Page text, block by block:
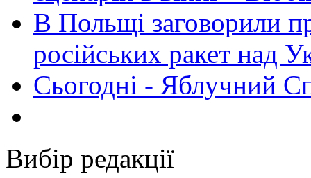
В Польщі заговорили
російських ракет над
Сьогодні - Яблучний
Вибір редакції